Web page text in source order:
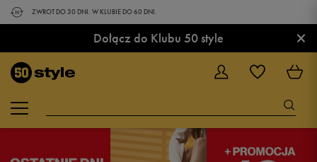
ZWROT DO 30 DNI. W KLUBIE DO 60 DNI.
Dołącz do Klubu 50 style ×